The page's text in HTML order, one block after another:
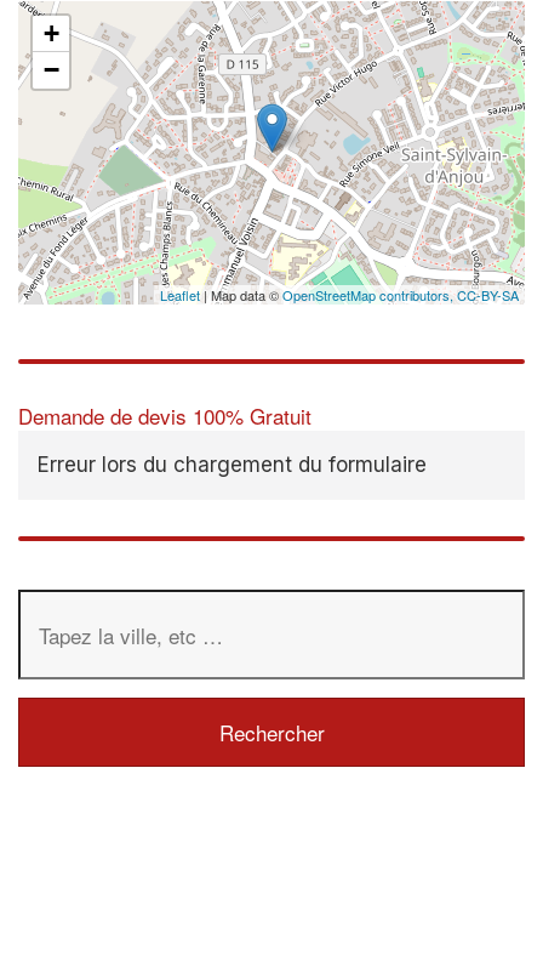
+
−
Leaflet | Map data ©OpenStreetMap contributors,CC-BY-SA
Demande de devis 100% Gratuit
Erreur lors du chargement du formulaire